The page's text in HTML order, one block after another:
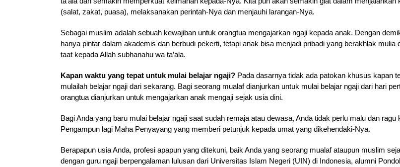
(salat, zakat, puasa), melaksanakan perintah-Nya dan menjauhi larangan-Nya.
Sebagai muslim adalah sebuah kewajiban untuk orangtua mengajarkan ngaji kepada anak. Dengan
hanya pintar dalam akademis dan berbudi pekerti, tetapi anak bisa menjadi pribadi yang berakhlak
taat kepada Allah subhanahu wa ta’ala.
Kapan waktu yang tepat untuk mulai belajar ngaji?Pada dasarnya tidak ada patokan khusus kapan
mulailah belajar ngaji dari sekarang. Bagi seorang mualaf dianjurkan untuk mulai belajar ngaji dari hari
orangtua dianjurkan untuk mengajarkan anak mengaji sejak usia dini.
Bagi Anda yang baru mulai belajar ngaji saat sudah remaja atau dewasa, Anda tidak perlu malu dan
Pengampun lagi Maha Penyayang yang memberi petunjuk kepada umat yang dikehendaki-Nya.
Berapapun usia Anda, profesi apapun yang ditekuni, baik Anda yang seorang mualaf ataupun muslim
dengan guru ngaji berpengalaman lulusan dari Universitas Islam Negeri (UIN) di Indonesia, alumni